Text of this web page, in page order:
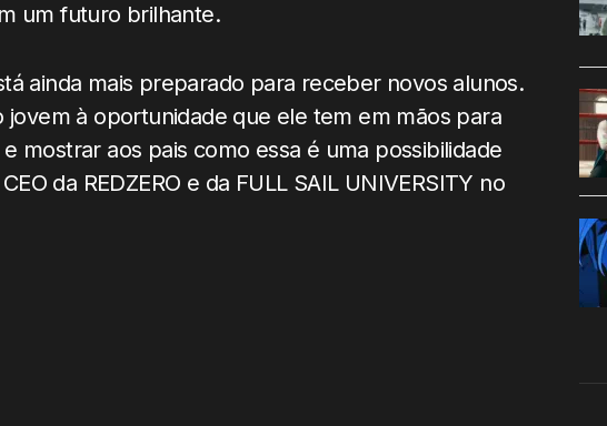
um futuro brilhante.
ainda mais preparado para receber novos alunos.
à oportunidade que ele tem em mãos para
mostrar aos pais como essa é uma possibilidade
da REDZERO e da FULL SAIL UNIVERSITY no